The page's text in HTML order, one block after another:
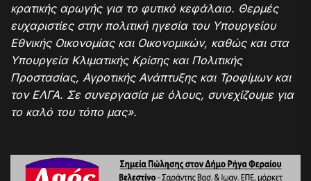
κρατικής αρωγής για το φυτικό κεφάλαιο. Θερμές
ευχαριστίες στην πολιτική ηγεσία του Υπουργείου
Εθνικής Οικονομίας και Οικονομικών, καθώς και στα
Υπουργεία Κλιματικής Κρίσης και Πολιτικής
Προστασίας, Αγροτικής Ανάπτυξης και Τροφίμων και
τον ΕΛΓΑ. Σε συνεργασία με όλους, συνεχίζουμε για
το καλό του τόπο μας».